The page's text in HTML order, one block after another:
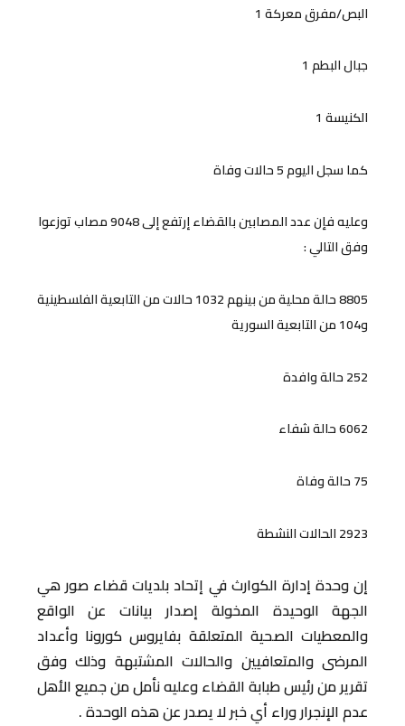
البص/مفرق معركة 1
جبال البطم 1
الكنيسة 1
كما سجل اليوم 5 حالات وفاة
وعليه فإن عدد المصابين بالقضاء إرتفع إلى 9048 مصاب توزعوا
وفق التالي :
8805 حالة محلية من بينهم 1032 حالات من التابعية الفلسطينية
و104 من التابعية السورية
252 حالة وافدة
6062 حالة شفاء
75 حالة وفاة
2923 الحالات النشطة
إن وحدة إدارة الكوارث في إتحاد بلديات قضاء صور هي
الجهة الوحيدة المخولة إصدار بيانات عن الواقع
والمعطيات الصحية المتعلقة بفايروس كورونا وأعداد
المرضى والمتعافيين والحالات المشتبهة وذلك وفق
تقرير من رئيس طبابة القضاء وعليه نأمل من جميع الأهل
عدم الإنجرار وراء أي خبر لا يصدر عن هذه الوحدة .